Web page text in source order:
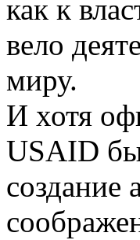
как к
вело
миру.
И хотя
USAID
создание